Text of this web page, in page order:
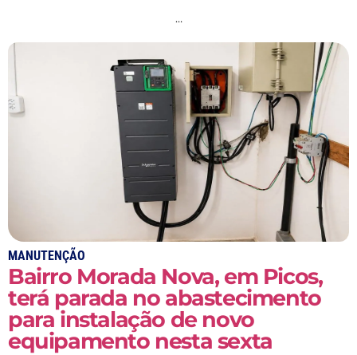
…
MANUTENÇÃO
Bairro Morada Nova, em Picos,
terá parada no abastecimento
para instalação de novo
equipamento nesta sexta